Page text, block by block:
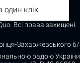
Всі права захищені.
Захаржевського
радою
клік